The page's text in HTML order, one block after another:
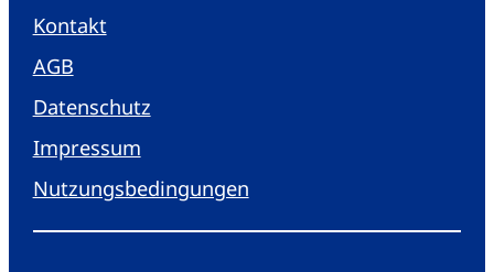
Kontakt
AGB
Datenschutz
Impressum
Nutzungsbedingungen